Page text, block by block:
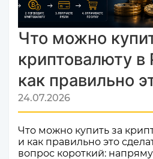
Что можно
криптовалюту в
как правильно
24.07.2026
Что можно купить за
и как правильно это
вопрос короткий: